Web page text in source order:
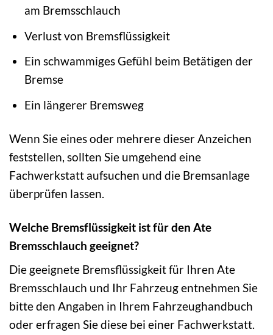
am Bremsschlauch
Verlust von Bremsflüssigkeit
Ein schwammiges Gefühl beim Betätigen der
Bremse
Ein längerer Bremsweg
Wenn Sie eines oder mehrere dieser Anzeichen
feststellen, sollten Sie umgehend eine
Fachwerkstatt aufsuchen und die Bremsanlage
überprüfen lassen.
Welche Bremsflüssigkeit ist für den Ate
Bremsschlauch geeignet?
Die geeignete Bremsflüssigkeit für Ihren Ate
Bremsschlauch und Ihr Fahrzeug entnehmen Sie
bitte den Angaben in Ihrem Fahrzeughandbuch
oder erfragen Sie diese bei einer Fachwerkstatt.